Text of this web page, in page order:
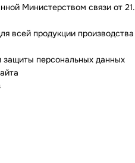
Министерством связи от 21.
всей продукции производства
защиты персональных данных